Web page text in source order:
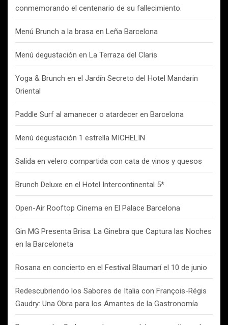
conmemorando el centenario de su fallecimiento.
Menú Brunch a la brasa en Leña Barcelona
Menú degustación en La Terraza del Claris
Yoga & Brunch en el Jardín Secreto del Hotel Mandarin
Oriental
Paddle Surf al amanecer o atardecer en Barcelona
Menú degustación 1 estrella MICHELIN
Salida en velero compartida con cata de vinos y quesos
Brunch Deluxe en el Hotel Intercontinental 5*
Open-Air Rooftop Cinema en El Palace Barcelona
Gin MG Presenta Brisa: La Ginebra que Captura las Noches
en la Barceloneta
Rosana en concierto en el Festival Blaumarí el 10 de junio
Redescubriendo los Sabores de Italia con François-Régis
Gaudry: Una Obra para los Amantes de la Gastronomía